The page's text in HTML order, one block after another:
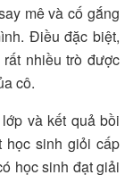
mê và cố gắng
Điều đặc biệt,
nhiều trò được
cô.
và kết quả bồi
học sinh giỏi cấp
học sinh đạt giải